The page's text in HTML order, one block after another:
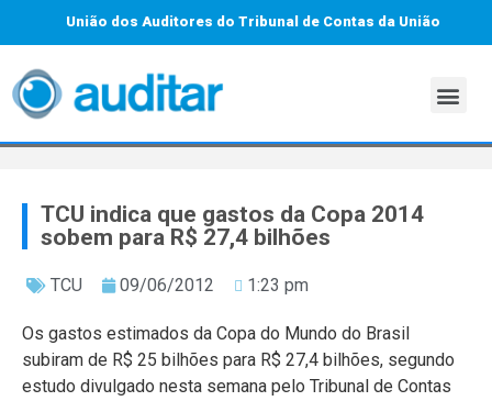
União dos Auditores do Tribunal de Contas da União
TCU indica que gastos da Copa 2014
sobem para R$ 27,4 bilhões
TCU 09/06/2012 1:23 pm
Os gastos estimados da Copa do Mundo do Brasil
subiram de R$ 25 bilhões para R$ 27,4 bilhões, segundo
estudo divulgado nesta semana pelo Tribunal de Contas